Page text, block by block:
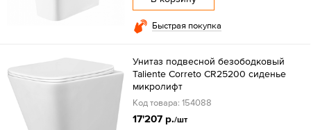
Быстрая покупка
Унитаз подвесной безободковый
Taliente Correto CR25200 сиденье
микролифт
Код товара: 154088
17'207 р./шт